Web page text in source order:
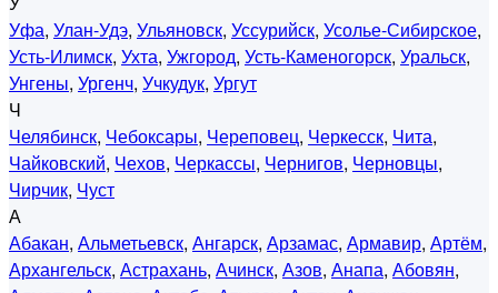
Уфа, Улан-Удэ, Ульяновск, Уссурийск, Усолье-Сибирское,
Усть-Илимск, Ухта, Ужгород, Усть-Каменогорск, Уральск,
Унгены, Ургенч, Учкудук, Ургут
Ч
Челябинск, Чебоксары, Череповец, Черкесск, Чита,
Чайковский, Чехов, Черкассы, Чернигов, Черновцы,
Чирчик, Чуст
А
Абакан, Альметьевск, Ангарск, Арзамас, Армавир, Артём,
Архангельск, Астрахань, Ачинск, Азов, Анапа, Абовян,